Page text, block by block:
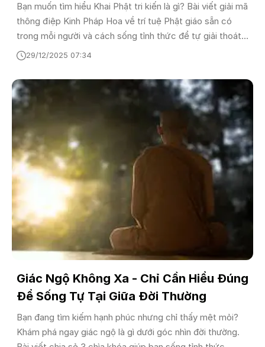
Bạn muốn tìm hiểu Khai Phật tri kiến là gì? Bài viết giải mã
thông điệp Kinh Pháp Hoa về trí tuệ Phật giáo sẵn có
trong mỗi người và cách sống tỉnh thức để tự giải thoát
khỏi phiền não.
29/12/2025 07:34
Giác Ngộ Không Xa - Chỉ Cần Hiểu Đúng
Để Sống Tự Tại Giữa Đời Thường
Bạn đang tìm kiếm hạnh phúc nhưng chỉ thấy mệt mỏi?
Khám phá ngay giác ngộ là gì dưới góc nhìn đời thường.